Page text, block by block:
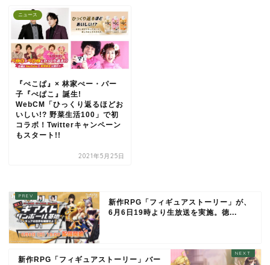
ニュース
『ぺこぱ』× 林家ぺー・パー
子『ぺぱこ』誕生!
WebCM「ひっくり返るほどお
いしい!? 野菜生活100」で初
コラボ！Twitterキャンペーン
もスタート!!
2021年5月25日
新作RPG「フィギュアストーリー」が、
6月6日19時より生放送を実施。徳...
新作RPG「フィギュアストーリー」バー